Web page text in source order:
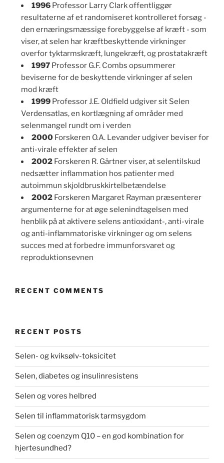
1996 Professor Larry Clark offentliggør
resultaterne af et randomiseret kontrolleret forsøg -
den ernæringsmæssige forebyggelse af kræft - som
viser, at selen har kræftbeskyttende virkninger
overfor tyktarmskræft, lungekræft, og prostatakræft
1997 Professor G.F. Combs opsummerer
beviserne for de beskyttende virkninger af selen
mod kræft
1999 Professor J.E. Oldfield udgiver sit Selen
Verdensatlas, en kortlægning af områder med
selenmangel rundt om i verden
2000 Forskeren O.A. Levander udgiver beviser for
anti-virale effekter af selen
2002 Forskeren R. Gärtner viser, at selentilskud
nedsætter inflammation hos patienter med
autoimmun skjoldbruskkirtelbetændelse
2002 Forskeren Margaret Rayman præsenterer
argumenterne for at øge selenindtagelsen med
henblik på at aktivere selens antioxidant-, anti-virale
og anti-inflammatoriske virkninger og om selens
succes med at forbedre immunforsvaret og
reproduktionsevnen
RECENT COMMENTS
RECENT POSTS
Selen- og kviksølv-toksicitet
Selen, diabetes og insulinresistens
Selen og vores helbred
Selen til inflammatorisk tarmsygdom
Selen og coenzym Q10 – en god kombination for
hjertesundhed?